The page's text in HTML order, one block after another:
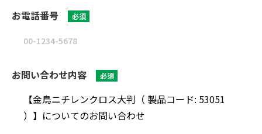
お電話番号 必須
お問い合わせ内容 必須